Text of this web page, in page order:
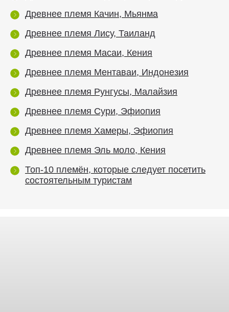
Древнее племя Качин, Мьянма
Древнее племя Лису, Таиланд
Древнее племя Масаи, Кения
Древнее племя Ментаваи, Индонезия
Древнее племя Рунгусы, Малайзия
Древнее племя Сури, Эфиопия
Древнее племя Хамеры, Эфиопия
Древнее племя Эль моло, Кения
Топ-10 племён, которые следует посетить
состоятельным туристам